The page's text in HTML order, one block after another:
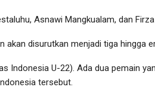
Asnawi Mangkualam, dan
akan disurutkan menjadi tiga hingga
Indonesia U-22). Ada dua pemain
tersebut.